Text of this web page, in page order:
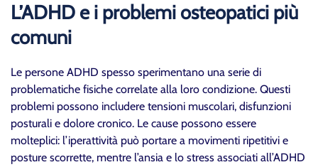
L’ADHD e i problemi osteopatici più
comuni
Le persone ADHD spesso sperimentano una serie di
problematiche fisiche correlate alla loro condizione. Questi
problemi possono includere tensioni muscolari, disfunzioni
posturali e dolore cronico. Le cause possono essere
molteplici: l’iperattività può portare a movimenti ripetitivi e
posture scorrette, mentre l’ansia e lo stress associati all’ADHD